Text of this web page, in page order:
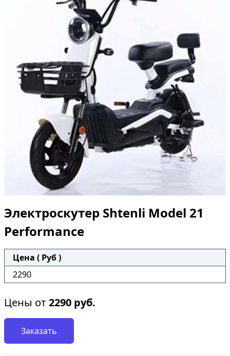
Электроскутер Shtenli Model 21
Performance
Цена ( Руб )
2290
Цены от2290 руб.
Заказать